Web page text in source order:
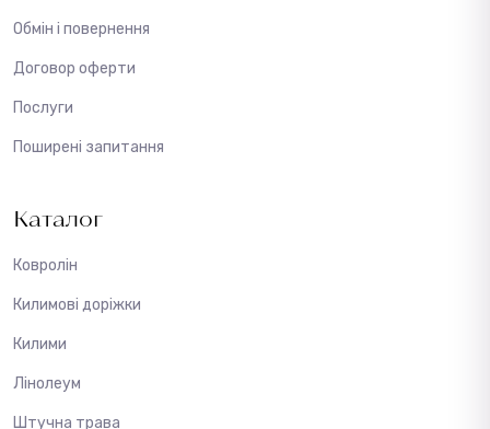
Обмін і повернення
Договор оферти
Послуги
Поширені запитання
Каталог
Ковролін
Килимові доріжки
Килими
Лінолеум
Штучна трава